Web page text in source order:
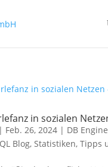
in sozialen
| Feb. 26, 2024| DB Engine
Blog, Statistiken, Tipps